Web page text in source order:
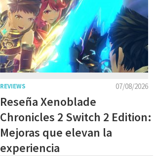
07/08/2026
REVIEWS
Reseña Xenoblade
Chronicles 2 Switch 2 Edition:
Mejoras que elevan la
experiencia